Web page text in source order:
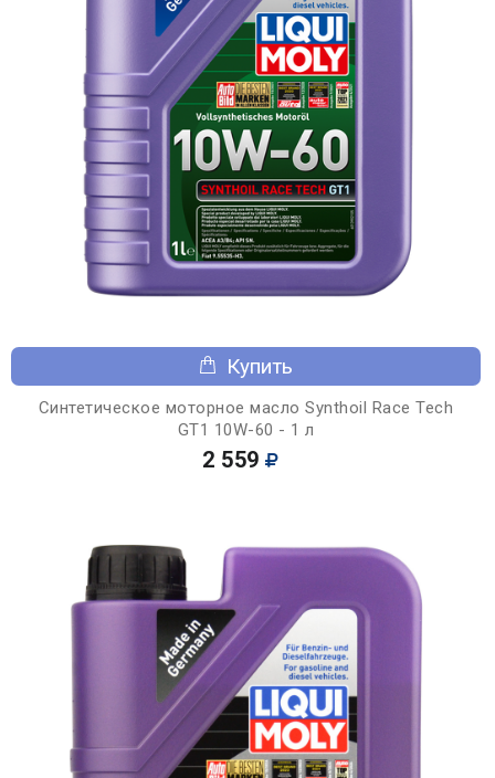
Купить
Синтетическое моторное масло Synthoil Race Tech
GT1 10W-60 - 1 л
2 559